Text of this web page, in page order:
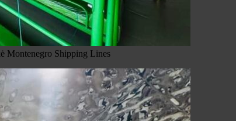
Montenegro Shipping Lines